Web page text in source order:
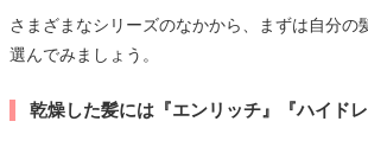
さまざまなシリーズのなかから、まずは自分の
選んでみましょう。
乾燥した髪には『エンリッチ』『ハイドレ